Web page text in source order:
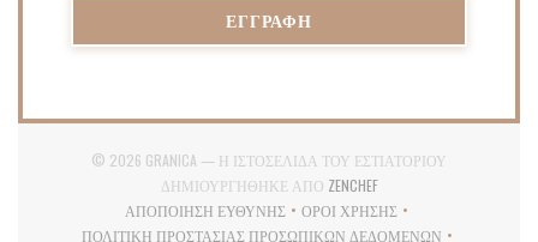
ΕΓΓΡΑΦΉ
© 2026 GRANICA — Η ΙΣΤΟΣΕΛΊΔΑ ΤΟΥ ΕΣΤΙΑΤΟΡΊΟΥ
ΔΗΜΙΟΥΡΓΉΘΗΚΕ ΑΠΌ ZENCHEF((ΑΝΟΊΓΕΙ ΣΕ ΝΈΟ
ΑΠΟΠΟΊΗΣΗ ΕΥΘΎΝΗΣ
((ΑΝΟΊΓΕΙ ΣΕ ΝΈΟ ΠΑΡΆΘΥΡΟ))
ΌΡΟΙ ΧΡΉΣΗΣ
((ΑΝΟΊΓΕΙ ΣΕ ΝΈΟ
ΠΟΛΙΤΙΚΉ ΠΡΟΣΤΑΣΊΑΣ ΠΡΟΣΩΠΙΚΏΝ ΔΕΔΟΜΈΝΩΝ